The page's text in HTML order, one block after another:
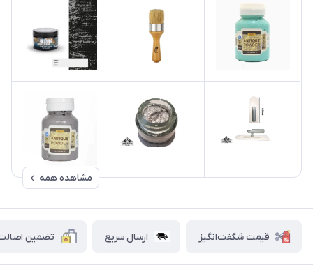
مشاهده همه
قیمت شگفت‌انگیز ارسال سریع تضمین اصالت